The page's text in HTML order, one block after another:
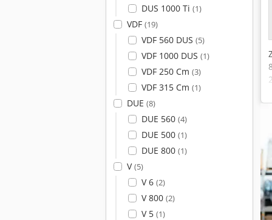
DUS 1000 Ti (1)
VDF (19)
VDF 560 DUS (5)
VDF 1000 DUS (1)
VDF 250 Cm (3)
VDF 315 Cm (1)
DUE (8)
DUE 560 (4)
DUE 500 (1)
DUE 800 (1)
V(5)
V 6 (2)
V 800 (2)
V 5 (1)